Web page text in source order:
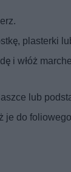
plasterki
i włóż
lub
je do